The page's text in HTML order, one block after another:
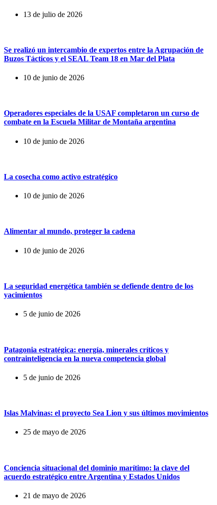
13 de julio de 2026
Se realizó un intercambio de expertos entre la Agrupación de
Buzos Tácticos y el SEAL Team 18 en Mar del Plata
10 de junio de 2026
Operadores especiales de la USAF completaron un curso de
combate en la Escuela Militar de Montaña argentina
10 de junio de 2026
La cosecha como activo estratégico
10 de junio de 2026
Alimentar al mundo, proteger la cadena
10 de junio de 2026
La seguridad energética también se defiende dentro de los
yacimientos
5 de junio de 2026
Patagonia estratégica: energía, minerales críticos y
contrainteligencia en la nueva competencia global
5 de junio de 2026
Islas Malvinas: el proyecto Sea Lion y sus últimos movimientos
25 de mayo de 2026
Conciencia situacional del dominio marítimo: la clave del
acuerdo estratégico entre Argentina y Estados Unidos
21 de mayo de 2026